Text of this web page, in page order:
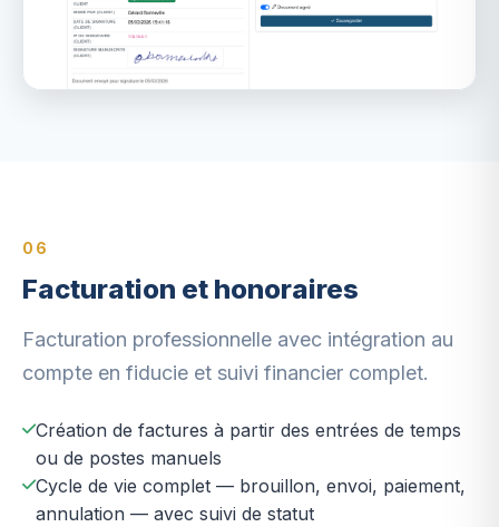
06
Facturation et honoraires
Facturation professionnelle avec intégration au
compte en fiducie et suivi financier complet.
Création de factures à partir des entrées de temps
ou de postes manuels
Cycle de vie complet — brouillon, envoi, paiement,
annulation — avec suivi de statut